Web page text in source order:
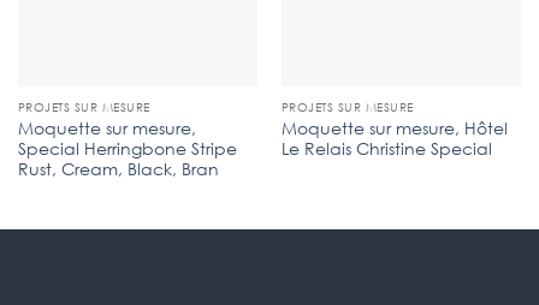
PROJETS SUR MESURE
Moquette sur mesure,
Special Herringbone Stripe
Rust, Cream, Black, Bran
PROJETS SUR MESURE
Moquette sur mesure, Hôtel
Le Relais Christine Special